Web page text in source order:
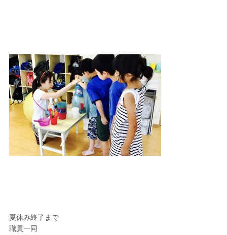
夏休み終了まで
職員一同